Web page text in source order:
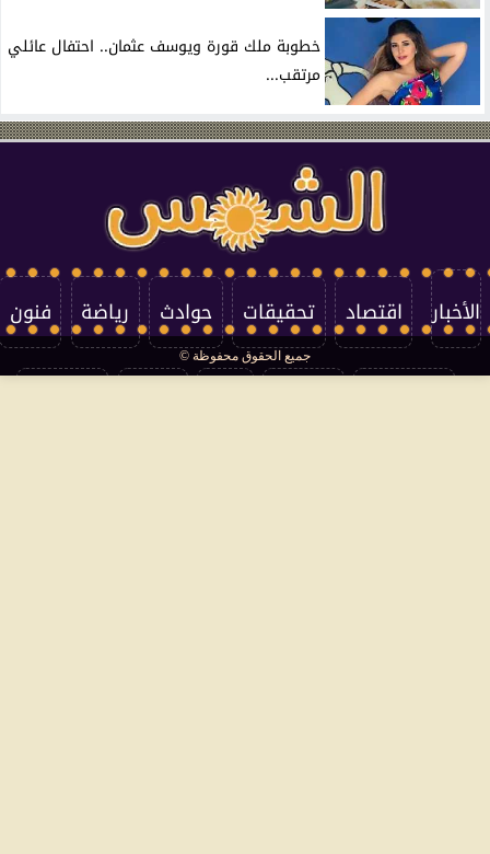
خطوبة ملك قورة ويوسف عثمان.. احتفال عائلي
مرتقب...
الأخبار اقتصاد تحقيقات حوادث رياضة فنون
جميع الحقوق محفوظة ©